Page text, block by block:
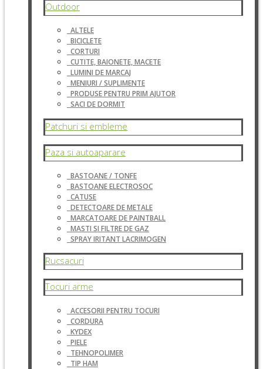
Outdoor
ALTELE
BICICLETE
CORTURI
CUTITE, BAIONETE, MACETE
LUMINI DE MARCAJ
MENIURI / SUPLIMENTE
PRODUSE PENTRU PRIM AJUTOR
SACI DE DORMIT
Patchuri si embleme
Paza si autoaparare
BASTOANE / TONFE
BASTOANE ELECTROSOC
CATUSE
DETECTOARE DE METALE
MARCATOARE DE PAINTBALL
MASTI SI FILTRE DE GAZ
SPRAY IRITANT LACRIMOGEN
Rucsacuri
Tocuri arme
ACCESORII PENTRU TOCURI
CORDURA
KYDEX
PIELE
TEHNOPOLIMER
TIP HAM